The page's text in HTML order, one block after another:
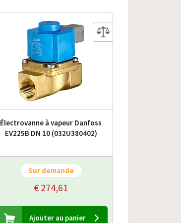
Électrovanne à vapeur Danfoss
EV225B DN 10 (032U380402)
Sur demande
€ 274,61
Ajouter au panier